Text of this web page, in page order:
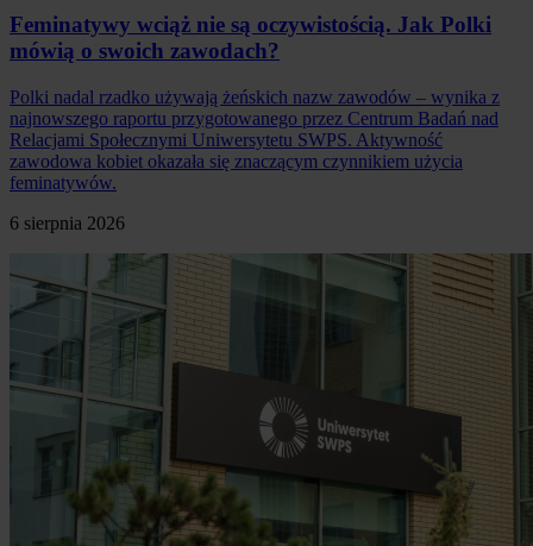
Feminatywy wciąż nie są oczywistością. Jak Polki
mówią o swoich zawodach?
Polki nadal rzadko używają żeńskich nazw zawodów – wynika z
najnowszego raportu przygotowanego przez Centrum Badań nad
Relacjami Społecznymi Uniwersytetu SWPS. Aktywność
zawodowa kobiet okazała się znaczącym czynnikiem użycia
feminatywów.
6 sierpnia 2026